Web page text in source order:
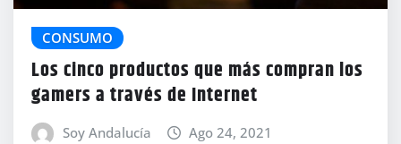
CONSUMO
Los cinco productos que más compran los
gamers a través de Internet
Soy Andalucía Ago 24, 2021